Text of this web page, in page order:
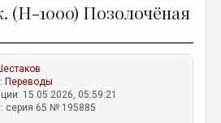
(Н-1000) Позолочёная
Переводы
15.05.2026, 05:59:21
серия 65 № 195885